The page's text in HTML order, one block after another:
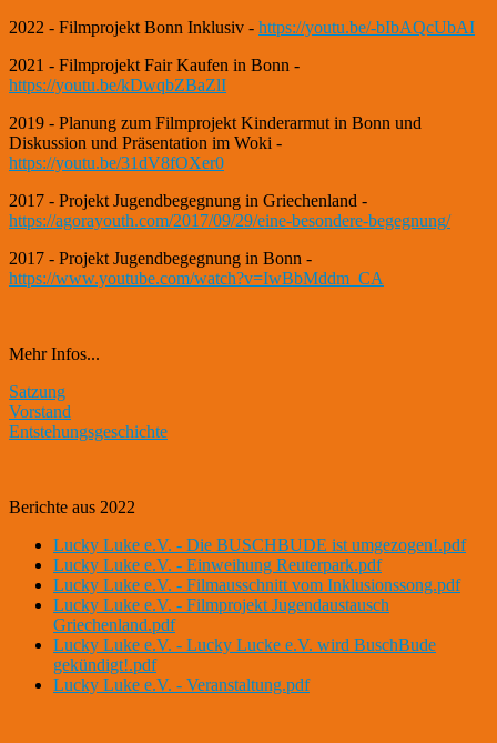
2022 - Filmprojekt Bonn Inklusiv - https://youtu.be/-bIbAQcUbAI
2021 - Filmprojekt Fair Kaufen in Bonn -
https://youtu.be/kDwqbZBaZlI
2019 - Planung zum Filmprojekt Kinderarmut in Bonn und
Diskussion und Präsentation im Woki -
https://youtu.be/31dV8fOXer0
2017 - Projekt Jugendbegegnung in Griechenland -
https://agorayouth.com/2017/09/29/eine-besondere-begegnung/
2017 - Projekt Jugendbegegnung in Bonn -
https://www.youtube.com/watch?v=IwBbMddm_CA
Mehr Infos...
Satzung
Vorstand
Entstehungsgeschichte
Berichte aus 2022
Lucky Luke e.V. - Die BUSCHBUDE ist umgezogen!.pdf
Lucky Luke e.V. - Einweihung Reuterpark.pdf
Lucky Luke e.V. - Filmausschnitt vom Inklusionssong.pdf
Lucky Luke e.V. - Filmprojekt Jugendaustausch
Griechenland.pdf
Lucky Luke e.V. - Lucky Lucke e.V. wird BuschBude
gekündigt!.pdf
Lucky Luke e.V. - Veranstaltung.pdf